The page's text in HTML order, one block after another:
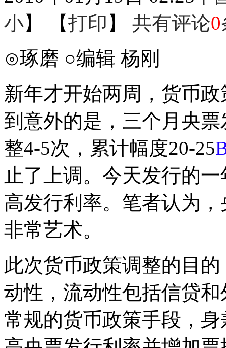
小】 【打印 】 共有评论0
⊙琢磨 ○编辑 杨刚
新年才开始两周，货币
到意外的是，三个月央
整4-5次，累计幅度20-25
止了上调。今天发行的
高发行利率。笔者认为
非常艺术。
此次货币政策调整的目
动性，流动性包括信贷
常规的货币政策手段，